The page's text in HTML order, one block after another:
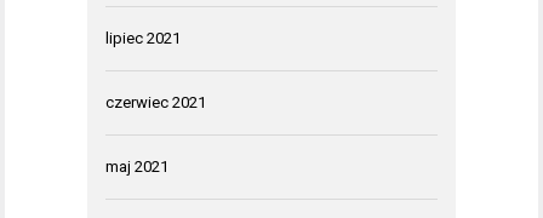
lipiec 2021
czerwiec 2021
maj 2021